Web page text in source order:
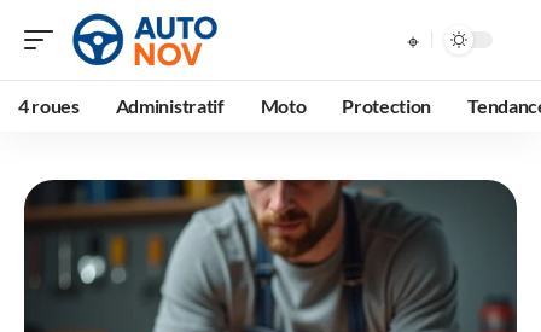
4 roues Administratif Moto Protection